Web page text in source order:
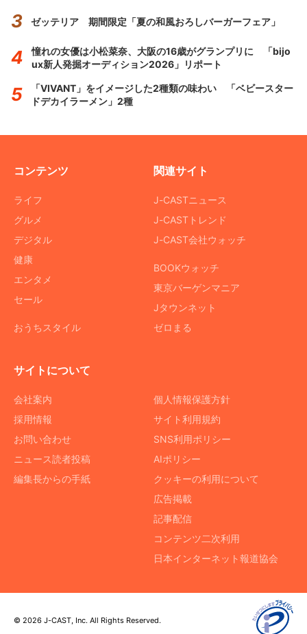
ゼッテリア 期間限定「夏の和風おろしバーガーフェア」
憧れの女優は小松菜奈、大阪の16歳がグランプリに 「bijo
ux新人発掘オーディション2026」リポート
「VIVANT」をイメージした2種類の味わい 「ベビースター
ドデカイラーメン」2種
コンテンツ
ライフ
グルメ
デジタル
健康
エンタメ
セール
おうちスタイル
関連サイト
J-CASTニュース
J-CASTトレンド
J-CAST会社ウォッチ
BOOKウォッチ
東京バーゲンマニア
Jタウンネット
ゼロまる
サイトについて
会社案内
採用情報
お問い合わせ
ニュース読者投稿
編集長からの手紙
個人情報保護方針
サイト利用規約
SNS利用ポリシー
AIポリシー
クッキーの利用について
広告掲載
記事配信
コンテンツ二次利用
日本インターネット報道協会
© 2026 J-CAST, Inc. All Rights Reserved.